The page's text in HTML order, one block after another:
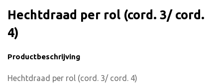
Hechtdraad per rol (cord. 3/ cord.
4)
Productbeschrijving
Hechtdraad per rol (cord. 3/ cord. 4)